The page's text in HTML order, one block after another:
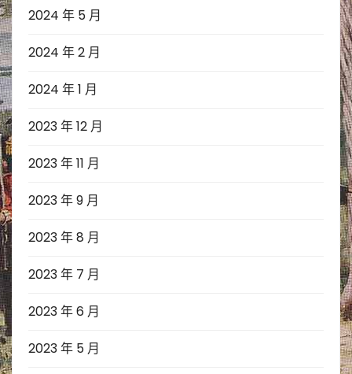
2024 年 5 月
2024 年 2 月
2024 年 1 月
2023 年 12 月
2023 年 11 月
2023 年 9 月
2023 年 8 月
2023 年 7 月
2023 年 6 月
2023 年 5 月